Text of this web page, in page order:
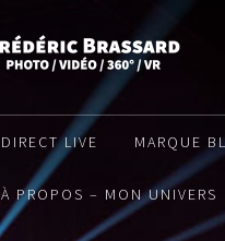
DIRECT LIVE MARQUE
À PROPOS – MON UNIVERS